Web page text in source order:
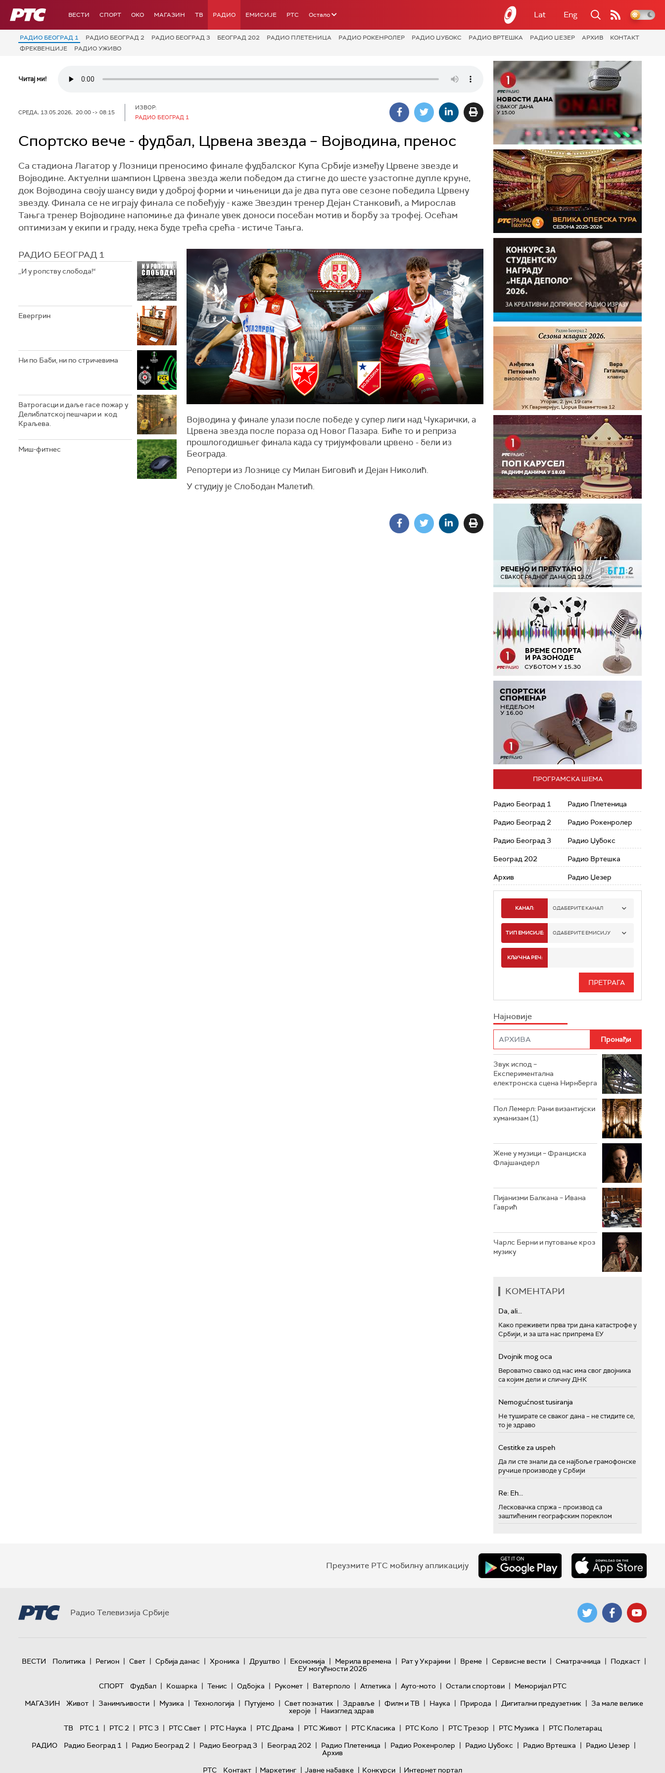
РТС ВЕСТИ СПОРТ OKO МАГАЗИН ТВ РАДИО ЕМИСИЈЕ РТС Остало Lat Eng
РАДИО БЕОГРАД 1 РАДИО БЕОГРАД 2 РАДИО БЕОГРАД 3 БЕОГРАД 202 РАДИО ПЛЕТЕНИЦА РАДИО РОКЕНРОЛЕР РАДИО ЏУБОКС РАДИО ВРТЕШКА РАДИО ЏЕЗЕР АРХИВ
КОНТАКТ
ФРЕКВЕНЦИЈЕ
РАДИО УЖИВО
Читај ми!
СРЕДА, 13.05.2026, 20:00 -> 08:15
ИЗВОР:
РАДИО БЕОГРАД 1
Спортско вече - фудбал, Црвена звезда – Војводина, пренос
Са стадиона Лагатор у Лозници преносимо финале фудбалског Купа Србије између Црвене звезде и
Војводине. Актуелни шампион Црвена звезда жели победом да стигне до шесте узастопне дупле круне,
док Војводина своју шансу види у доброј форми и чињеници да је два пута ове сезоне победила Црвену
звезду. Финала се не играју финала се побеђују - каже Звездин тренер Дејан Станковић, а Мирослав
Тањга тренер Војводине напомиње да финале увек доноси посебан мотив и борбу за трофеј. Осећам
оптимизам у екипи и граду, нека буде трећа срећа - истиче Тањга.
РАДИО БЕОГРАД 1
,,И у ропству слобода!“
Евергрин
Ни по Баби, ни по стричевима
Ватрогасци и даље гасе пожар у
Делиблатској пешчари и код
Краљева.
Миш-фитнес
Војводина у финале улази после победе у супер лиги над Чукарички, а
Црвена звезда после пораза од Новог Пазара. Биће то и реприза
прошлогодишњег финала када су тријумфовали црвено - бели из
Београда.
Репортери из Лознице су Милан Биговић и Дејан Николић.
У студију је Слободан Малетић.
ПРОГРАМСКА ШЕМА
Радио Београд 1
Радио Београд 2
Радио Београд 3
Београд 202
Архив
Радио Плетеница
Радио Рокенролер
Радио Џубокс
Радио Вртешка
Радио Џезер
КАНАЛ: ОДАБЕРИТЕ КАНАЛ
РАДИО БЕОГРАД 1
РАДИО БЕОГРАД 3
РАДИО РОКЕНРОЛЕР
РАДИО ЏУБОКС
РАДИО ВРТЕШКА
РАДИО ЏЕЗЕР
ТИП ЕМИСИЈЕ: ОДАБЕРИТЕ ЕМИСИЈУ
ИНФО
КЉУЧНА РЕЧ:
Најновије
Звук испод –
Експериментална
електронска сцена Нирнберга
Пол Лемерл: Рани византијски
хуманизам (1)
Жене у музици – Франциска
Флајшандерл
Пијанизми Балкана – Ивана
Гаврић
Чарлс Берни и путовање кроз
музику
КОМЕНТАРИ
Da, ali...
Како преживети прва три дана катастрофе у
Србији, и за шта нас припрема ЕУ
Dvojnik mog oca
Вероватно свако од нас има свог двојника
са којим дели и сличну ДНК
Nemogućnost tusiranja
Не туширате се сваког дана – не стидите се,
то је здраво
Cestitke za uspeh
Да ли сте знали да се најбоље грамофонске
ручице производе у Србији
Re: Eh...
Лесковачка спржа – производ са
заштићеним географским пореклом
Преузмите РТС мобилну апликацију
Радио Телевизија Србије
ВЕСТИ Политика | Регион | Свет | Србија данас | Хроника | Друштво | Економија | Мерила времена | Рат у Украјини | Време | Сервисне вести | Сматрачница | Подкаст |
ЕУ могућности 2026
СПОРТ
Фудбал | Кошарка | Тенис | Одбојка | Рукомет | Ватерполо | Атлетика | Ауто-мото | Остали спортови | Меморијал РТС
МАГАЗИН
Живот | Занимљивости | Музика | Технологијa | Путујемо | Свет познатих | Здравље | Филм и ТВ | Наука | Природа | Дигитални предузетник | За мале велике
хероје | Наизглед здрав
ТВ
РТС 1 | РТС 2 | РТС 3 | РТС Свет | РТС Наука | РТС Драма | РТС Живот | РТС Класика | РТС Коло | РТС Трезор | РТС Музика | РТС Полетарац
РАДИО
Радио Београд 1 | Радио Београд 2 | Радио Београд 3 | Београд 202 | Радио Плетеница | Радио Рокенролер | Радио Џубокс | Радио Вртешка | Радио Џезер |
Архив
РТС
Контакт | Маркетинг | Јавне набавке | Конкурси | Интернет портал